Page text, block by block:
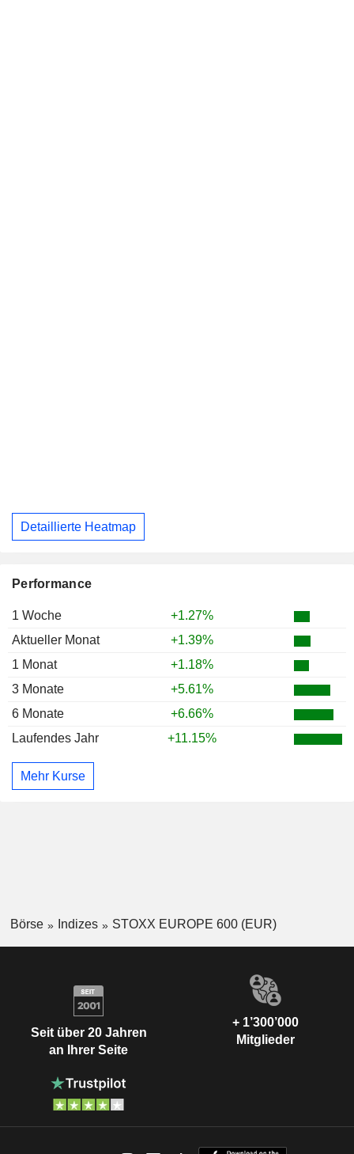
Detaillierte Heatmap
Performance
1 Woche
+1.27%
Aktueller Monat
+1.39%
1 Monat
+1.18%
3 Monate
+5.61%
6 Monate
+6.66%
Laufendes Jahr
+11.15%
Mehr Kurse
Börse Indizes STOXX EUROPE 600 (EUR)
Seit über 20 Jahren
an Ihrer Seite
+ 1’300’000
Mitglieder